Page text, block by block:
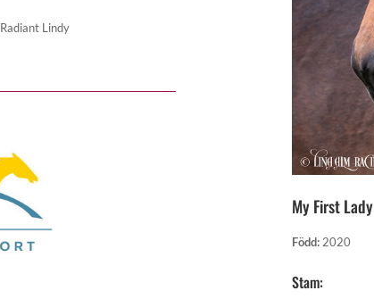
Radiant Lindy
My First Lady
Född: 2020
Stam: